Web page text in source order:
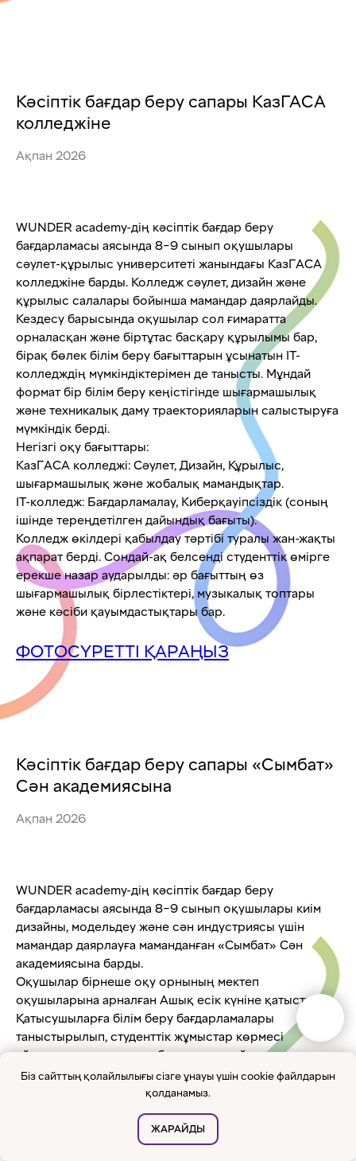
Кәсіптік бағдар беру сапары КазГАСА
колледжіне
Ақпан 2026
WUNDER academy-дің кәсіптік бағдар беру
бағдарламасы аясында 8–9 сынып оқушылары
сәулет-құрылыс университеті жанындағы КазГАСА
колледжіне барды. Колледж сәулет, дизайн және
құрылыс салалары бойынша мамандар даярлайды.
Кездесу барысында оқушылар сол ғимаратта
орналасқан және біртұтас басқару құрылымы бар,
бірақ бөлек білім беру бағыттарын ұсынатын IT-
колледждің мүмкіндіктерімен де танысты. Мұндай
формат бір білім беру кеңістігінде шығармашылық
және техникалық даму траекторияларын салыстыруға
мүмкіндік берді.
Негізгі оқу бағыттары:
КазГАСА колледжі: Сәулет, Дизайн, Құрылыс,
шығармашылық және жобалық мамандықтар.
IT-колледж: Бағдарламалау, Киберқауіпсіздік (соның
ішінде тереңдетілген дайындық бағыты).
Колледж өкілдері қабылдау тәртібі туралы жан-жақты
ақпарат берді. Сондай-ақ белсенді студенттік өмірге
ерекше назар аударылды: әр бағыттың өз
шығармашылық бірлестіктері, музыкалық топтары
және кәсіби қауымдастықтары бар.
ФОТОСҮРЕТТІ ҚАРАҢЫЗ
Кәсіптік бағдар беру сапары «Сымбат»
Сән академиясына
Ақпан 2026
WUNDER academy-дің кәсіптік бағдар беру
бағдарламасы аясында 8–9 сынып оқушылары киім
дизайны, модельдеу және сән индустриясы үшін
мамандар даярлауға маманданған «Сымбат» Сән
академиясына барды.
Оқушылар бірнеше оқу орнының мектеп
оқушыларына арналған Ашық есік күніне қатысты.
Қатысушыларға білім беру бағдарламалары
таныстырылып, студенттік жұмыстар көрмесі
ұйымдастырылды және болашақ дизайнерлер мен
модельерлердің нақты жобаларын көруге мүмкіндік
берген бірқатар шеберлік сабақтары өткізілді.
Колледж өкілдері негізгі мамандану бағыттары туралы
жан-жақты ақпарат берді: киім дизайны, модельдеу
және құрастыру, тігін өндірісінің технологиялары,
Біз сайттың қолайлылығы сізге ұнауы үшін cookie файлдарын
қолданамыз.
ЖАРАЙДЫ